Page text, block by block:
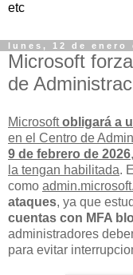
etc
lunes, 12 de enero
Microsoft
de
Microsoftobligará a
en el Centro de
9 de febrero de 2026
la tengan habilitada.
como
ataques, ya que
cuentas con MFA
administradores
para evitar